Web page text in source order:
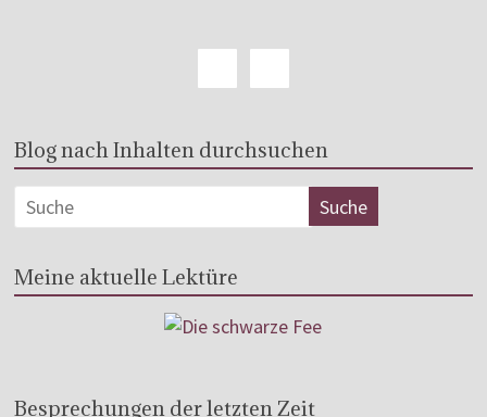
Blog nach Inhalten durchsuchen
Meine aktuelle Lektüre
Besprechungen der letzten Zeit